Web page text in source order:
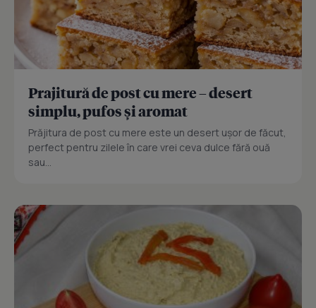
Prajitură de post cu mere – desert
simplu, pufos și aromat
Prăjitura de post cu mere este un desert ușor de făcut,
perfect pentru zilele în care vrei ceva dulce fără ouă
sau...